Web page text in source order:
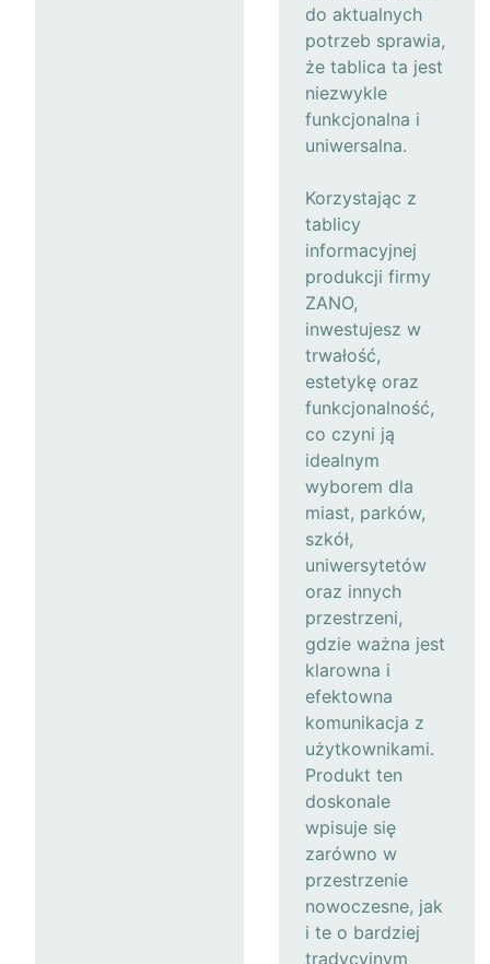
do aktualnych
potrzeb sprawia,
że tablica ta jest
niezwykle
funkcjonalna i
uniwersalna.
Korzystając z
tablicy
informacyjnej
produkcji firmy
ZANO,
inwestujesz w
trwałość,
estetykę oraz
funkcjonalność,
co czyni ją
idealnym
wyborem dla
miast, parków,
szkół,
uniwersytetów
oraz innych
przestrzeni,
gdzie ważna jest
klarowna i
efektowna
komunikacja z
użytkownikami.
Produkt ten
doskonale
wpisuje się
zarówno w
przestrzenie
nowoczesne, jak
i te o bardziej
tradycyjnym